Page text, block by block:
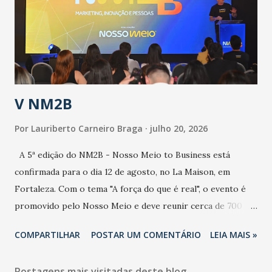
contaminação maior que outros coronavírus”, apontou o
secretário. Segundo ele, é uma epidemia com chance de
contaminação alta, podendo gerar um grande risco à
população e ao sistema de saúde. “Precisamos saber fazer a
estratificação do risco da doença, para não so...
V NM2B
Por Lauriberto Carneiro Braga julho 20, 2026
A 5ª edição do NM2B - Nosso Meio to Business está
confirmada para o dia 12 de agosto, no La Maison, em
Fortaleza. Com o tema "A força do que é real", o evento é
promovido pelo Nosso Meio e deve reunir cerca de 700
e lideranças do Mercado Nacional. Desde 2022, o NM2B
COMPARTILHAR POSTAR UM COMENTÁRIO LEIA MAIS »